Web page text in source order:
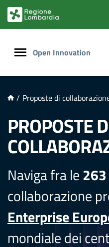
PRINCIPALE
Open Innovation
/ Proposte di
PROPOSTE
Naviga fra le
collaborazione
Enterprise
mondiale dei